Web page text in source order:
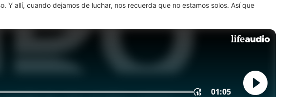
Y allí, cuando dejamos de luchar, nos recuerda que no estamos solos. Así que